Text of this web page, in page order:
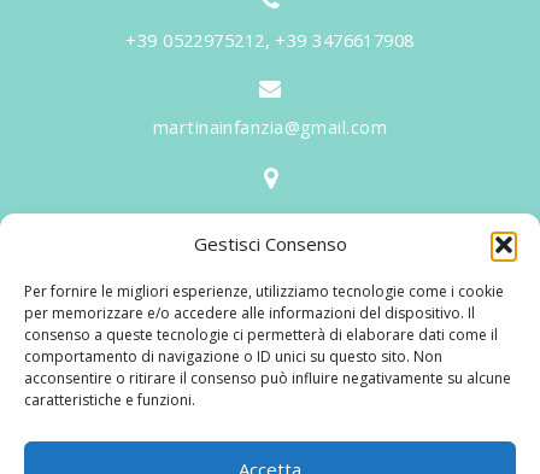
Gestisci Consenso
Per fornire le migliori esperienze, utilizziamo tecnologie come i cookie
per memorizzare e/o accedere alle informazioni del dispositivo. Il
consenso a queste tecnologie ci permetterà di elaborare dati come il
comportamento di navigazione o ID unici su questo sito. Non
acconsentire o ritirare il consenso può influire negativamente su alcune
caratteristiche e funzioni.
Accetta
+39 0522975212, +39 3476617908
martinainfanzia@gmail.com
V.le Tiziano, 20 - 42046 Reggiolo
Martina per l'Infanzia, un nome ed un progetto che
nasce prima di tutto da una provata esperienza
maturata sul campo dal suo fondatore in 25 anni di
lavoro. La didattica rivolta al bambino nei suoi primi
aggiornandone continuamente i progetti educativi.